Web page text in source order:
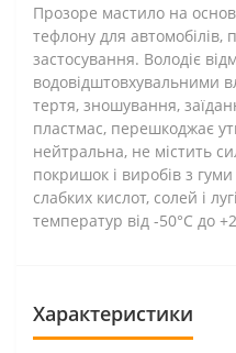
Прозоре мастило на
тефлону для автомобілів,
застосування. Володіє
водовідштовхувальними
тертя, зношування,
пластмас, перешкоджає
нейтральна, не містить
покришок і виробів з
слабких кислот, солей і
температур від -50°С до
Характеристики